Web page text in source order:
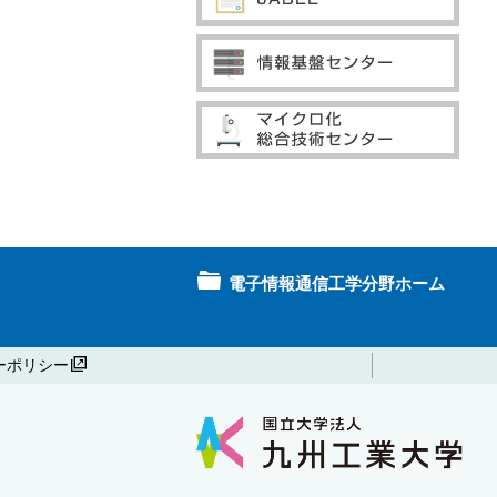
電子情報通信工学分野ホーム
ポリシー